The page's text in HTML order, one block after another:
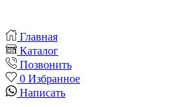
Главная
Каталог
Позвонить
0 Избранное
Написать